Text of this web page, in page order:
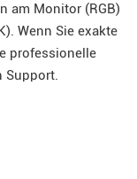
am Monitor (RGB)
Wenn Sie exakte
professionelle
Support.